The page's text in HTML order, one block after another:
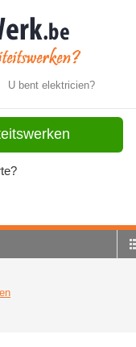
U bent elektricien?